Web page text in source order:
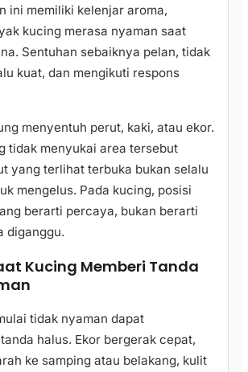
ini memiliki kelenjar aroma,
kucing merasa nyaman saat
Sentuhan sebaiknya pelan, tidak
kuat, dan mengikuti respons
menyentuh perut, kaki, atau ekor.
tidak menyukai area tersebut
yang terlihat terbuka bukan selalu
mengelus. Pada kucing, posisi
berarti percaya, bukan berarti
diganggu.
Kucing Memberi Tanda
tidak nyaman dapat
halus. Ekor bergerak cepat,
ke samping atau belakang, kulit